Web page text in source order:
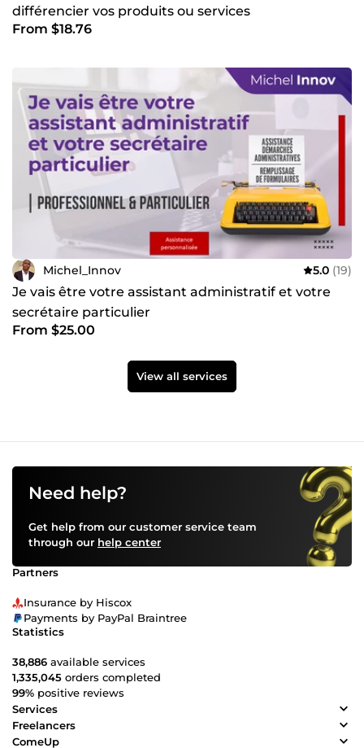
différencier vos produits ou services
From $18.76
Michel_Innov 5.0 (19)
Je vais être votre assistant administratif et votre
secrétaire particulier
From $25.00
View all services
Need help?
Get help from our customer service team
through our help center
Partners
Insurance by Hiscox
Payments by PayPal Braintree
Statistics
38,886 available services
1,335,045 orders completed
99% positive reviews
Services
Freelancers
ComeUp